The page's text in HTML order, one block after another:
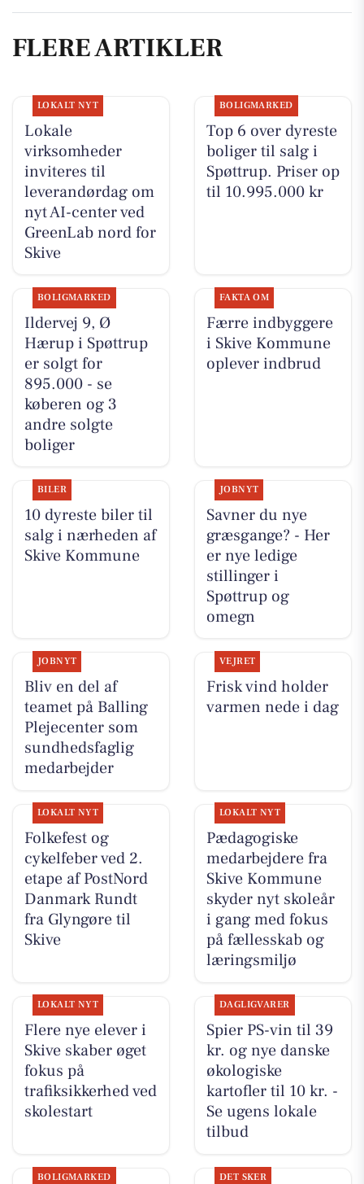
FLERE ARTIKLER
LOKALT NYT
Lokale
virksomheder
inviteres til
leverandørdag om
nyt AI-center ved
GreenLab nord for
Skive
BOLIGMARKED
Top 6 over dyreste
boliger til salg i
Spøttrup. Priser op
til 10.995.000 kr
BOLIGMARKED
Ildervej 9, Ø
Hærup i Spøttrup
er solgt for
895.000 - se
køberen og 3
andre solgte
boliger
FAKTA OM
Færre indbyggere
i Skive Kommune
oplever indbrud
BILER
10 dyreste biler til
salg i nærheden af
Skive Kommune
JOBNYT
Savner du nye
græsgange? - Her
er nye ledige
stillinger i
Spøttrup og
omegn
JOBNYT
Bliv en del af
teamet på Balling
Plejecenter som
sundhedsfaglig
medarbejder
VEJRET
Frisk vind holder
varmen nede i dag
LOKALT NYT
Folkefest og
cykelfeber ved 2.
etape af PostNord
Danmark Rundt
fra Glyngøre til
Skive
LOKALT NYT
Pædagogiske
medarbejdere fra
Skive Kommune
skyder nyt skoleår
i gang med fokus
på fællesskab og
læringsmiljø
LOKALT NYT
Flere nye elever i
Skive skaber øget
fokus på
trafiksikkerhed ved
skolestart
DAGLIGVARER
Spier PS-vin til 39
kr. og nye danske
økologiske
kartofler til 10 kr. -
Se ugens lokale
tilbud
BOLIGMARKED DET SKER